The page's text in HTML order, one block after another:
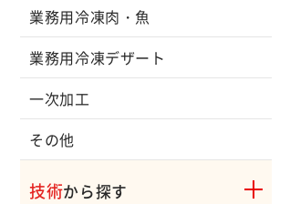
業務用冷凍肉・魚
業務用冷凍デザート
一次加工
その他
技術から探す